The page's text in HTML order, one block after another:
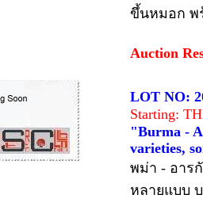
ขึ้นหมอก พ
Auction
LOT NO:
Starting:
"Burma -
varieties,
พม่า - อาร
หลายแบบ